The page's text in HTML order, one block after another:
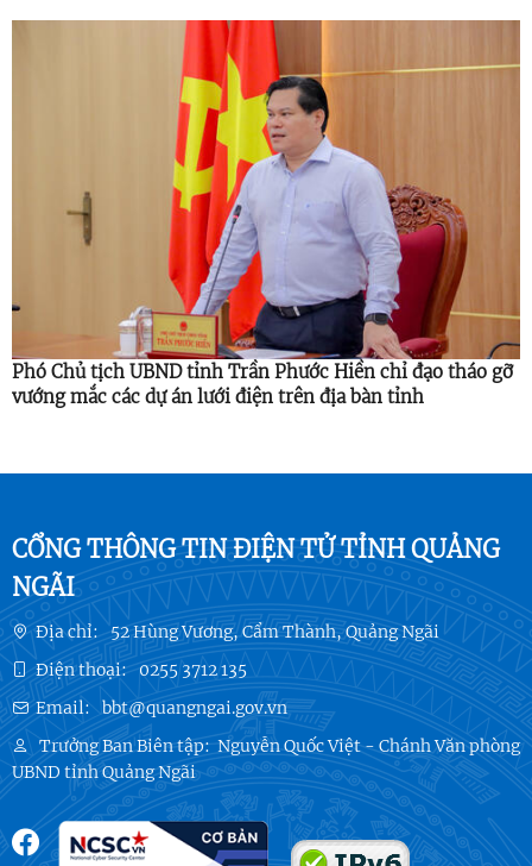
Phó Chủ tịch UBND tỉnh Trần Phước Hiền chỉ đạo tháo gỡ
vướng mắc các dự án lưới điện trên địa bàn tỉnh
CỔNG THÔNG TIN ĐIỆN TỬ TỈNH QUẢNG
NGÃI
Địa chỉ: 52 Hùng Vương, Cẩm Thành, Quảng Ngãi
Điện thoại: 0255 3712 135
Email: bbt@quangngai.gov.vn
Trưởng Ban Biên tập:Nguyễn Quốc Việt - Chánh Văn phòng
UBND tỉnh Quảng Ngãi